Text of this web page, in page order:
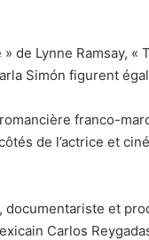
» de Lynne Ramsay,
Simón figurent
romancière franco-
de l’actrice et
documentariste et
Carlos